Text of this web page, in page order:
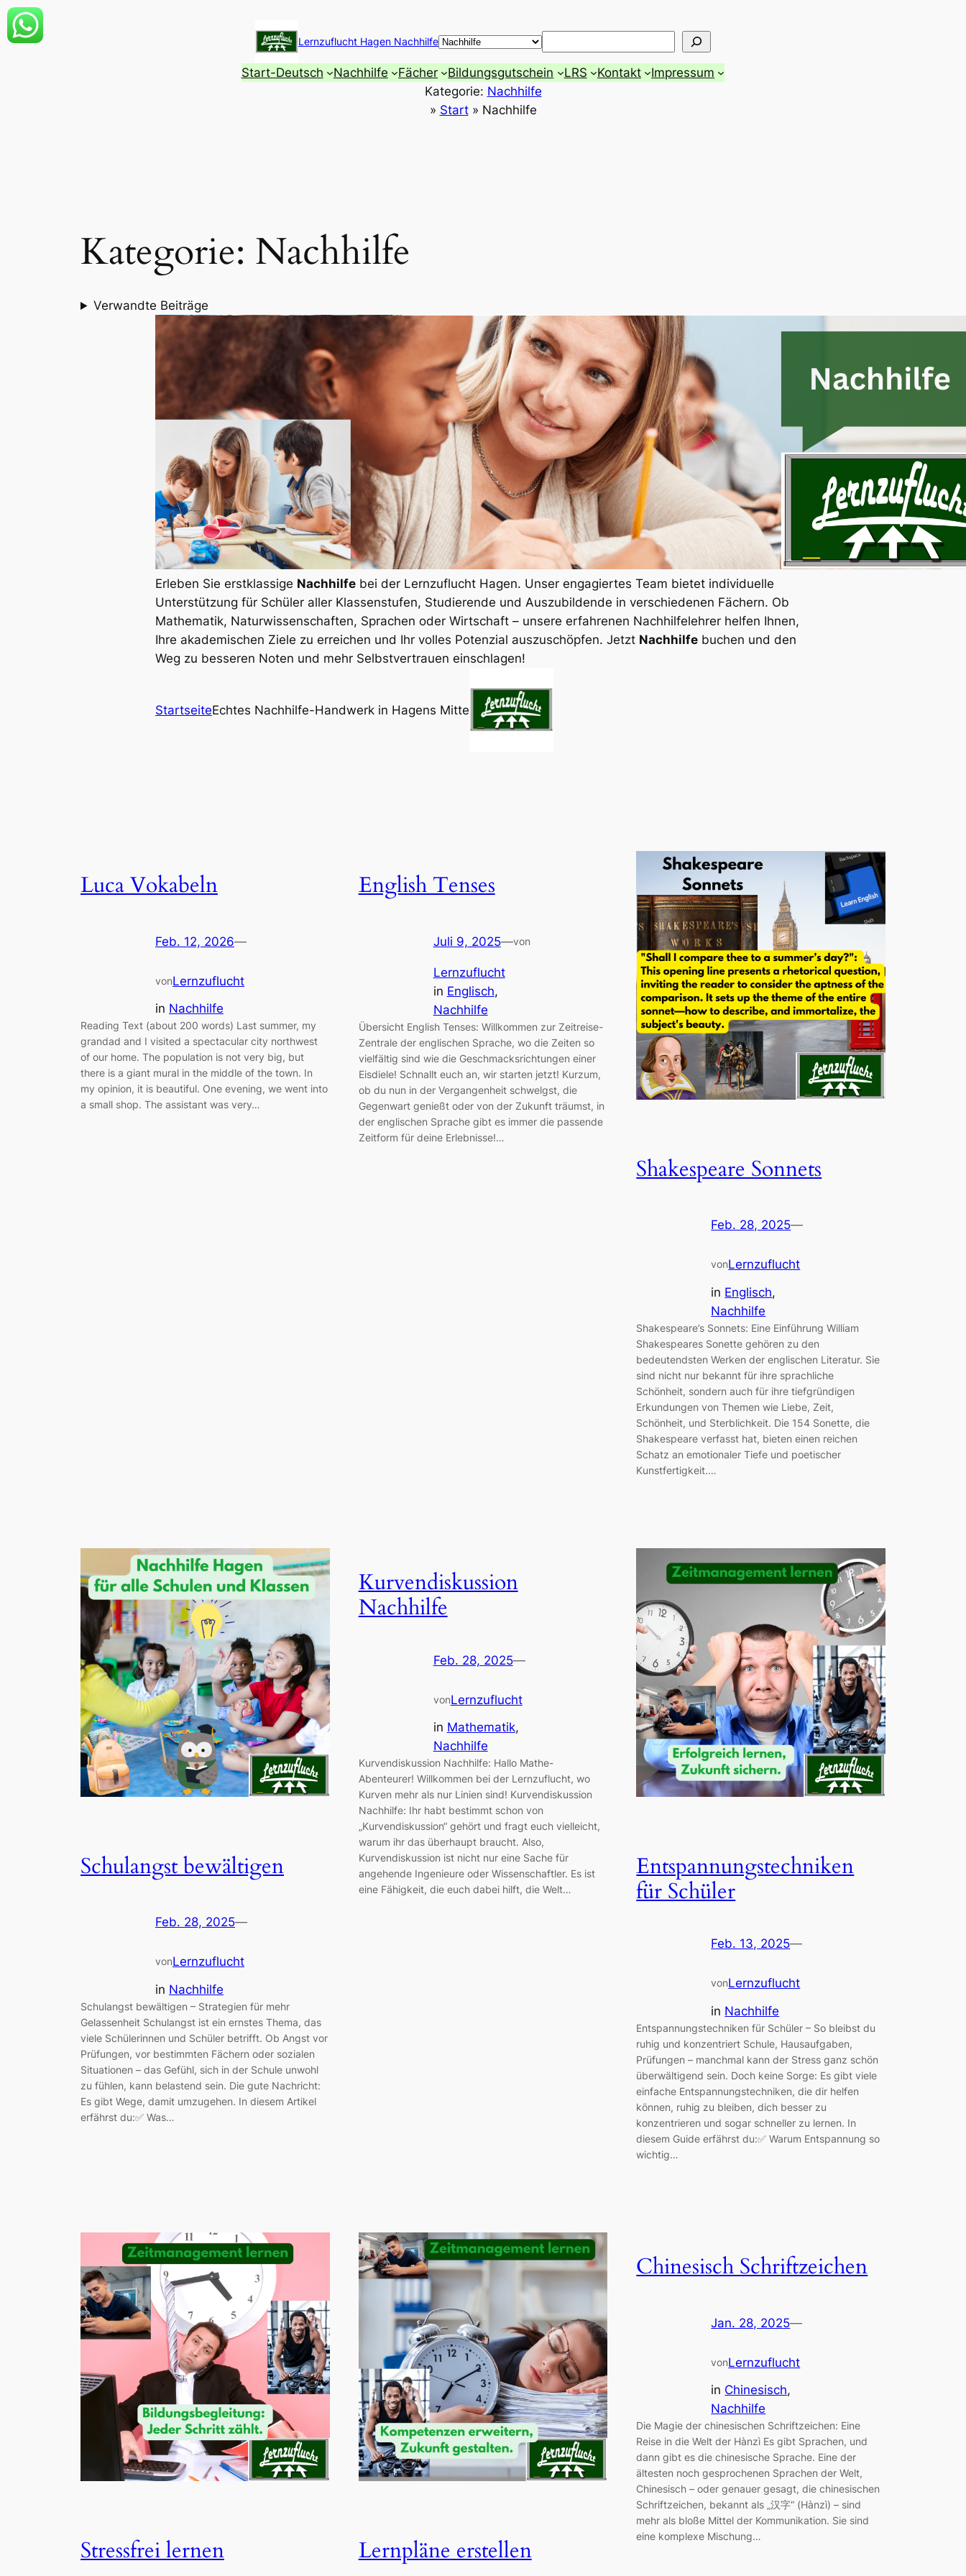
Zum
Inhalt
Lernzuflucht Hagen Nachhilfe Suchen
Start-Deutsch Nachhilfe Fächer Bildungsgutschein LRS Kontakt
Impressum
Kategorie: Nachhilfe
» Start» Nachhilfe
Kategorie: Nachhilfe
Verwandte Beiträge
Erleben Sie erstklassige Nachhilfe bei der Lernzuflucht Hagen. Unser engagiertes Team bietet individuelle
Unterstützung für Schüler aller Klassenstufen, Studierende und Auszubildende in verschiedenen Fächern. Ob
Mathematik, Naturwissenschaften, Sprachen oder Wirtschaft – unsere erfahrenen Nachhilfelehrer helfen Ihnen,
Ihre akademischen Ziele zu erreichen und Ihr volles Potenzial auszuschöpfen. Jetzt Nachhilfe buchen und den
Weg zu besseren Noten und mehr Selbstvertrauen einschlagen!
StartseiteEchtes Nachhilfe-Handwerk in Hagens Mitte
Luca Vokabeln
Feb. 12, 2026—
vonLernzuflucht
in Nachhilfe
Reading Text (about 200 words) Last summer, my
grandad and I visited a spectacular city northwest
of our home. The population is not very big, but
there is a giant mural in the middle of the town. In
my opinion, it is beautiful. One evening, we went into
a small shop. The assistant was very…
English Tenses
Juli 9, 2025—von
Lernzuflucht
in Englisch
Nachhilfe
Übersicht English Tenses: Willkommen zur Zeitreise-
Zentrale der englischen Sprache, wo die Zeiten so
vielfältig sind wie die Geschmacksrichtungen einer
Eisdiele! Schnallt euch an, wir starten jetzt! Kurzum,
ob du nun in der Vergangenheit schwelgst, die
Gegenwart genießt oder von der Zukunft träumst, in
der englischen Sprache gibt es immer die passende
Zeitform für deine Erlebnisse!…
Shakespeare Sonnets
Feb. 28, 2025—
vonLernzuflucht
in Englisch
Nachhilfe
Shakespeare’s Sonnets: Eine Einführung William
Shakespeares Sonette gehören zu den
bedeutendsten Werken der englischen Literatur. Sie
sind nicht nur bekannt für ihre sprachliche
Schönheit, sondern auch für ihre tiefgründigen
Erkundungen von Themen wie Liebe, Zeit,
Schönheit, und Sterblichkeit. Die 154 Sonette, die
Shakespeare verfasst hat, bieten einen reichen
Schatz an emotionaler Tiefe und poetischer
Kunstfertigkeit.…
Schulangst bewältigen
Feb. 28, 2025—
vonLernzuflucht
in Nachhilfe
Schulangst bewältigen – Strategien für mehr
Gelassenheit Schulangst ist ein ernstes Thema, das
viele Schülerinnen und Schüler betrifft. Ob Angst vor
Prüfungen, vor bestimmten Fächern oder sozialen
Situationen – das Gefühl, sich in der Schule unwohl
zu fühlen, kann belastend sein. Die gute Nachricht:
Es gibt Wege, damit umzugehen. In diesem Artikel
erfährst du:✅ Was…
Kurvendiskussion
Nachhilfe
Feb. 28, 2025—
vonLernzuflucht
in Mathematik
Nachhilfe
Kurvendiskussion Nachhilfe: Hallo Mathe-
Abenteurer! Willkommen bei der Lernzuflucht, wo
Kurven mehr als nur Linien sind! Kurvendiskussion
Nachhilfe: Ihr habt bestimmt schon von
„Kurvendiskussion“ gehört und fragt euch vielleicht,
warum ihr das überhaupt braucht. Also,
Kurvendiskussion ist nicht nur eine Sache für
angehende Ingenieure oder Wissenschaftler. Es ist
eine Fähigkeit, die euch dabei hilft, die Welt…
Entspannungstechniken
für Schüler
Feb. 13, 2025—
vonLernzuflucht
in Nachhilfe
Entspannungstechniken für Schüler – So bleibst du
ruhig und konzentriert Schule, Hausaufgaben,
Prüfungen – manchmal kann der Stress ganz schön
überwältigend sein. Doch keine Sorge: Es gibt viele
einfache Entspannungstechniken, die dir helfen
können, ruhig zu bleiben, dich besser zu
konzentrieren und sogar schneller zu lernen. In
diesem Guide erfährst du:✅ Warum Entspannung so
wichtig…
Stressfrei lernen Lernpläne erstellen
Chinesisch Schriftzeichen
Jan. 28, 2025—
vonLernzuflucht
in Chinesisch
Nachhilfe
Die Magie der chinesischen Schriftzeichen: Eine
Reise in die Welt der Hànzì Es gibt Sprachen, und
dann gibt es die chinesische Sprache. Eine der
ältesten noch gesprochenen Sprachen der Welt,
Chinesisch – oder genauer gesagt, die chinesischen
Schriftzeichen, bekannt als „汉字“ (Hànzì) – sind
mehr als bloße Mittel der Kommunikation. Sie sind
eine komplexe Mischung…